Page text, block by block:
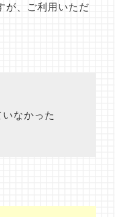
が、ご利用いただ
なかった